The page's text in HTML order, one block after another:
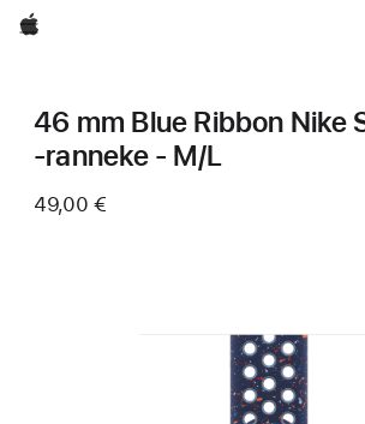
Apple
46 mm Blue Ribbon Nike
‑ranneke - M/L
49,00 €